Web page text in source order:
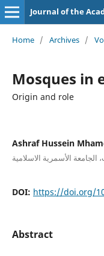
Journal of the
Home / Archives /
Mosques in
Origin and role
Ashraf Hussein
DOI: https://doi.org/
Abstract